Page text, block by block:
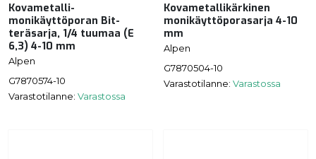
Kovametalli-
monikäyttöporan Bit-
teräsarja, 1/4 tuumaa (E
6,3) 4-10 mm
Alpen
G7870574-10
Varastotilanne: Varastossa
Kovametallikärkinen
monikäyttöporasarja 4-10
mm
Alpen
G7870504-10
Varastotilanne: Varastossa